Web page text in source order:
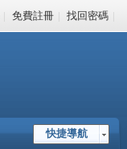
| 免費註冊 | 找回密碼 |
快捷導航